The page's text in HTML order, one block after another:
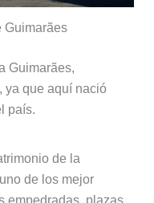
Guimarães
Guimarães,
ya que aquí nació
país.
de la
de los mejor
empedradas, plazas